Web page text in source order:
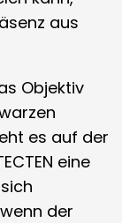
aus
Objektiv
es auf der
eine
der